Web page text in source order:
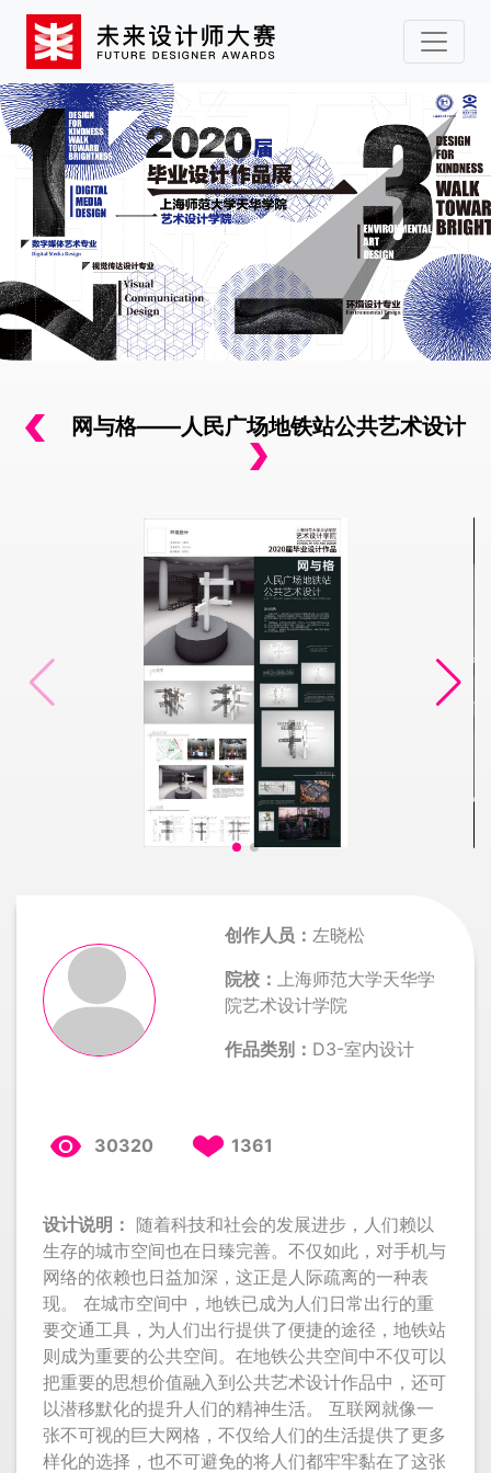
网与格——人民广场地铁站公共艺术设计
创作人员： 左晓松
院校：
上海师范大学天华学
院艺术设计学院
作品类别： D3-室内设计
30320 1361
设计说明： 随着科技和社会的发展进步，人们赖以
生存的城市空间也在日臻完善。不仅如此，对手机与
网络的依赖也日益加深，这正是人际疏离的一种表
现。 在城市空间中，地铁已成为人们日常出行的重
要交通工具，为人们出行提供了便捷的途径，地铁站
则成为重要的公共空间。在地铁公共空间中不仅可以
把重要的思想价值融入到公共艺术设计作品中，还可
以潜移默化的提升人们的精神生活。 互联网就像一
张不可视的巨大网格，不仅给人们的生活提供了更多
样化的选择，也不可避免的将人们都牢牢黏在了这张